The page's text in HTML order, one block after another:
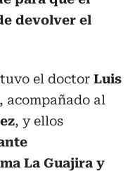
devolver el
el doctor Luis
, acompañado al
, y ellos
La Guajira y